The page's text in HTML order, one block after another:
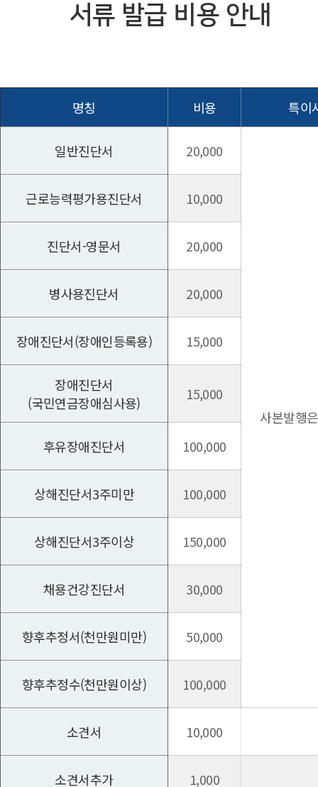
서류 발급 비용 안내
명칭 비용 특이
일반진단서 20,000
사본발행
근로능력평가용진단서 10,000
진단서-영문서 20,000
병사용진단서 20,000
장애진단서(장애인등록용) 15,000
장애진단서
(국민연금장애심사용)
15,000
후유장애진단서 100,000
상해진단서3주미만 100,000
상해진단서3주이상 150,000
채용건강진단서 30,000
향후추정서(천만원미만) 50,000
향후추정수(천만원이상) 100,000
소견서 10,000
소견서추가 1,000